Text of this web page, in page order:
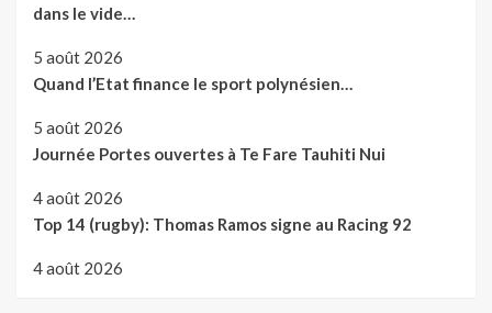
dans le vide…
5 août 2026
Quand l’Etat finance le sport polynésien…
5 août 2026
Journée Portes ouvertes à Te Fare Tauhiti Nui
4 août 2026
Top 14 (rugby): Thomas Ramos signe au Racing 92
4 août 2026